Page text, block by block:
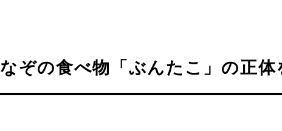
なぞの食べ物「ぶんたこ」の正体